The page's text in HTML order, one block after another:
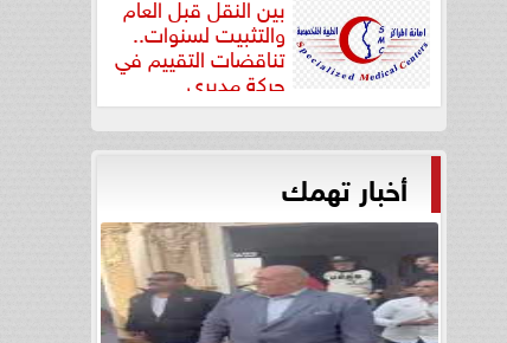
والتثبيت لسنوات..
تناقضات التقييم في
حركة مديري
”مستشفيات...
أخبار تهمك